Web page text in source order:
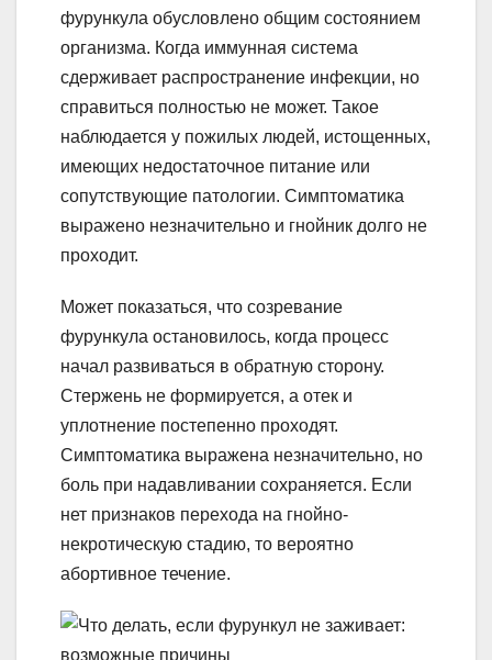
фурункула обусловлено общим состоянием
организма. Когда иммунная система
сдерживает распространение инфекции, но
справиться полностью не может. Такое
наблюдается у пожилых людей, истощенных,
имеющих недостаточное питание или
сопутствующие патологии. Симптоматика
выражено незначительно и гнойник долго не
проходит.
Может показаться, что созревание
фурункула остановилось, когда процесс
начал развиваться в обратную сторону.
Стержень не формируется, а отек и
уплотнение постепенно проходят.
Симптоматика выражена незначительно, но
боль при надавливании сохраняется. Если
нет признаков перехода на гнойно-
некротическую стадию, то вероятно
абортивное течение.